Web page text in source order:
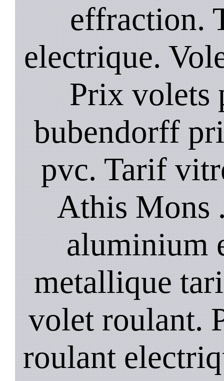
effraction.
electrique.
Prix volets
bubendorff
pvc. Tarif
Athis Mons
aluminium
metallique
volet roulant.
roulant